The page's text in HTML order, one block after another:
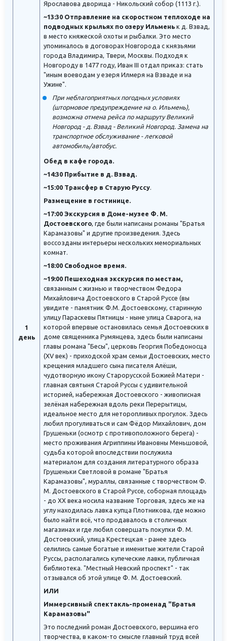
1
день
Ярославова дворища - Никольский собор (1113 г.).
~13:30 Отправление на скоростном теплоходе на
подводных крыльях по озеру Ильмень к д. Взвад,
в место княжеской охоты и рыбалки. Это место
упоминалось в договорах Новгорода с князьями
города Владимира, Твери, Москвы. Подходя к
Новгороду в 1477 году, Иван III отдал приказ: стать
"иным воеводам у езеря Илмеря на Взваде и на
Ужине".
При неблагоприятных погодных условиях
(штормовое предупреждение на о. Ильмень),
возможна отмена рейса по маршруту Великий
Новгород - д. Взвад - Великий Новгород. Замена на
транспортное обслуживание - легковой
автомобиль/автобус.
Обед в кафе города.
~14:30 Прибытие в д. Взвад.
~15:00 Трансфер в Старую Руссу.
Размещение в гостинице.
~17:00 Экскурсия в Доме-музее Ф. М.
Достоевского, где были написаны романы "Братья
Карамазовы" и другие произведения. Здесь
воссозданы интерьеры нескольких мемориальных
комнат.
~18:00 Свободное время.
~19:00 Пешеходная экскурсия по местам,
связанным с жизнью и творчеством Федора
Михайловича Достоевского в Старой Руссе (вы
увидите - памятник Ф.М. Достоевскому, старинную
улицу Параскевы Пятницы - ныне улица Сварога, на
которой впервые остановилась семья Достоевских в
доме священника Румянцева, здесь были написаны
главы романа "Бесы", церковь Георгия Победоносца
(XV век) - приходской храм семьи Достоевских, место
крещения младшего сына писателя Алёши,
чудотворную икону Старорусской Божией Матери -
главная святыня Старой Руссы с удивительной
историей, набережная Достоевского - живописная
зелёная набережная вдоль реки Перерытицы,
идеальное место для неторопливых прогулок. Здесь
любил прогуливаться и сам Фёдор Михайлович, дом
Грушеньки (осмотр с противоположного берега) -
место проживания Агриппины Ивановны Меньшовой,
судьба которой впоследствии послужила
материалом для создания литературного образа
Грушеньки Светловой в романе "Братья
Карамазовы", мураллы, связанные с творчеством Ф.
М. Достоевского в Старой Руссе, соборная площадь
- до ХХ века носила название Торговая, здесь же на
углу находилась лавка купца Плотникова, где можно
было найти всё, что продавалось в столичных
магазинах и где любил совершать покупки Ф. М.
Достоевский, улица Крестецкая - ранее здесь
селились самые богатые и именитые жители Старой
Руссы, располагались купеческие лавки, публичная
библиотека. "Местный Невский проспект" - так
отзывался об этой улице Ф. М. Достоевский.
ИЛИ
Иммерсивный спектакль-променад "Братья
Карамазовы"
Это последний роман Достоевского, вершина его
творчества, в каком-то смысле главный труд всей